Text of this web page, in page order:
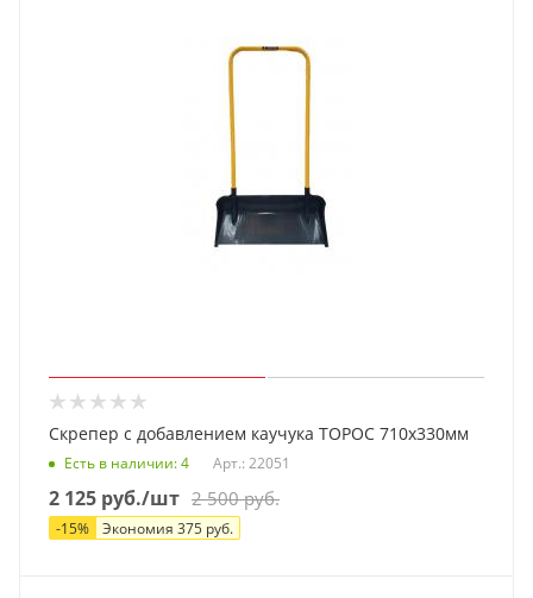
Скрепер с добавлением каучука ТОРОС 710x330мм
Есть в наличии: 4 Арт.: 22051
2 125 руб./шт 2 500руб.
-15% Экономия 375 руб.